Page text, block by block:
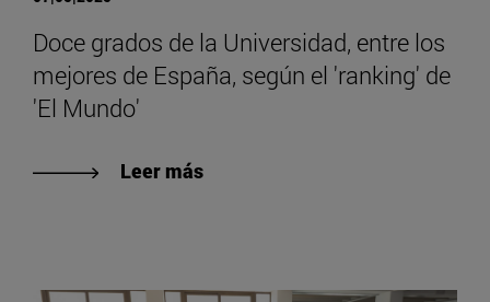
Doce grados de la Universidad, entre los
mejores de España, según el 'ranking' de
'El Mundo'
Leer más